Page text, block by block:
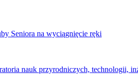
Seniora na wyciągnięcie ręki
nauk przyrodniczych, technologii,